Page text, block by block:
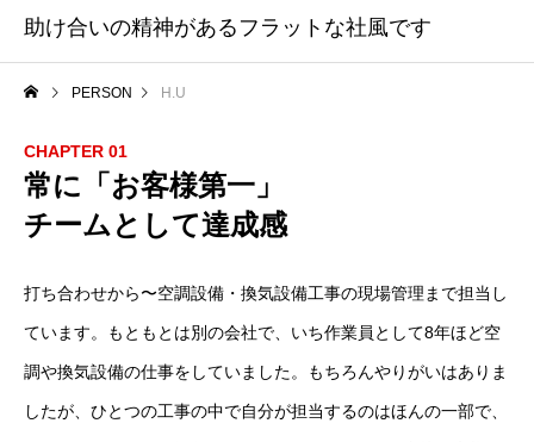
助け合いの精神があるフラットな社風です
PERSON H.U
CHAPTER 01
常に「お客様第一」
チームとして達成感
打ち合わせから〜空調設備・換気設備工事の現場管理まで担当し
ています。もともとは別の会社で、いち作業員として8年ほど空
調や換気設備の仕事をしていました。もちろんやりがいはありま
したが、ひとつの工事の中で自分が担当するのはほんの一部で、